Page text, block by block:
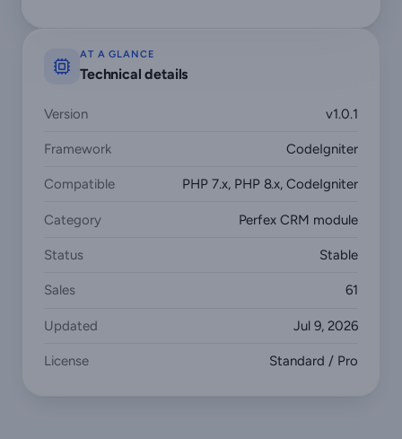
AT A GLANCE
Technical details
Version v1.0.1
Framework CodeIgniter
Compatible PHP 7.x, PHP 8.x, CodeIgniter
Category Perfex CRM module
Status Stable
Sales 61
Updated Jul 9, 2026
License Standard / Pro